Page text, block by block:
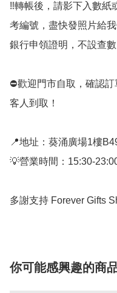
‼️轉帳後，請影下入數紙
考編號，盡快發照片給
銀行申領證明，不設查
⛔️歡迎門市自取，確認
客人到取！
📍地址：葵涌廣場1樓
💡營業時間：15:30-
多謝支持 Forever Gifts
你可能感興趣的商